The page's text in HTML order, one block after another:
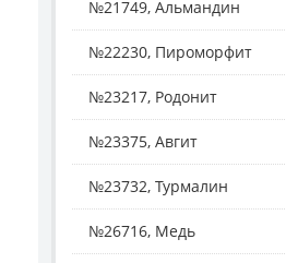
№21749, Альмандин
№22230, Пироморфит
№23217, Родонит
№23375, Авгит
№23732, Турмалин
№26716, Медь